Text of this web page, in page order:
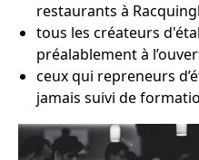
restaurants à
tous les créateurs
préalablement à
ceux qui repreneurs
jamais suivi de